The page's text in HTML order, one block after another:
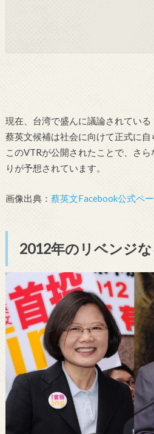
現在、台湾で盛んに議論されている
蔡英文候補は社会に向けて正式に自
このVTRが公開されたことで、さ
りが予想されています。
画像出典： 蔡英文Facebook公式ペ
2012年のリベンジ